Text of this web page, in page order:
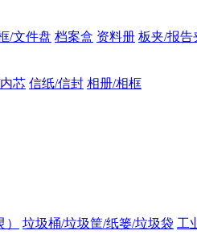
/文件盘 档案盒 资料册 板夹/报告
芯 信纸/信封 相册/相框
垃圾桶/垃圾筐/纸篓/垃圾袋 工